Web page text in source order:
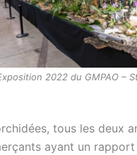
2022 du GMPAO –
tous les deux
ayant un rapport